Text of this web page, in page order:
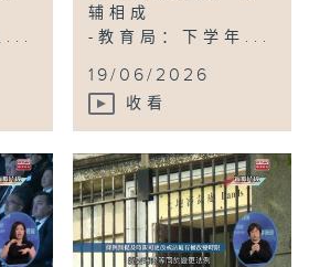
...
辅相成
-教育局：下学年...
19/06/2026
收看